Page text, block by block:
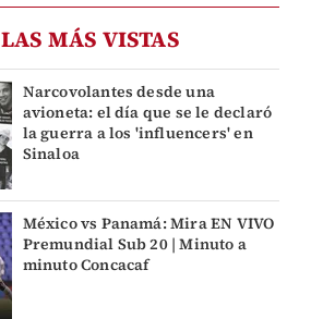
LAS MÁS VISTAS
Narcovolantes desde una
avioneta: el día que se le declaró
la guerra a los 'influencers' en
Sinaloa
México vs Panamá: Mira EN VIVO
Premundial Sub 20 | Minuto a
minuto Concacaf